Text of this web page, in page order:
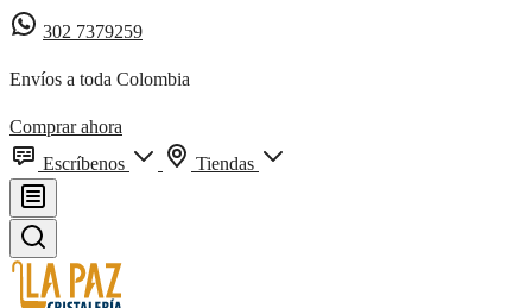
302 7379259
Envíos a toda Colombia
Comprar ahora
Escríbenos
Tiendas